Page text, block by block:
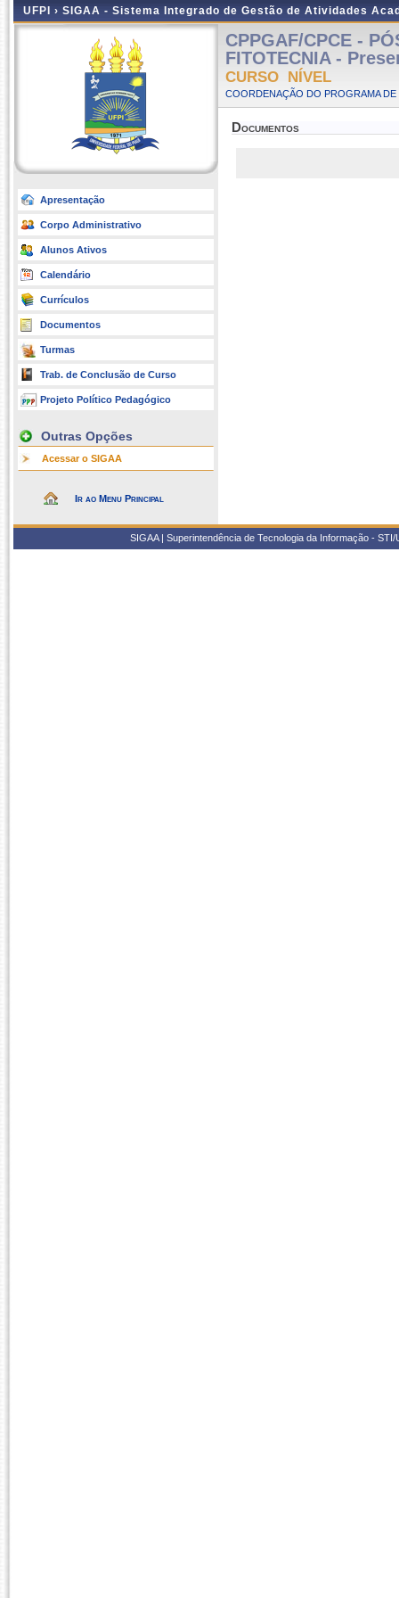
UFPI › SIGAA - Sistema Integrado de Gestão de Atividades
Apresentação
Corpo Administrativo
Alunos Ativos
Calendário
Currículos
Documentos
Turmas
Trab. de Conclusão de Curso
Projeto Político Pedagógico
Outras Opções
Acessar o SIGAA
Ir ao Menu Principal
CPPGAF/CPCE -
FITOTECNIA -
CURSO NÍVEL
COORDENAÇÃO DO PROGRAMA
Documentos
SIGAA | Superintendência de Tecnologia da Informação -